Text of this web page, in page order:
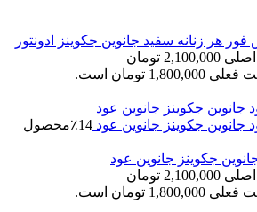
هر زنانه سفید جانوین جکوینز ادونتور
قیمت اصلی 2,100,000 تومان
1,800,000 تومان است.
٪14محصول
جکوینز جانوین عود
قیمت اصلی 2,100,000 تومان
1,800,000 تومان است.